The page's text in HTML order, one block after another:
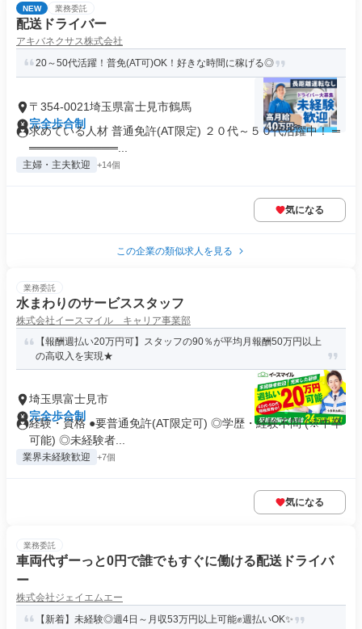
NEW 業務委託
配送ドライバー
アキバネクサス株式会社
20～50代活躍！普免(AT可)OK！好きな時間に稼げる◎
〒354-0021埼玉県富士見市鶴馬
完全歩合制
求めている人材 普通免許(AT限定) ２０代～５０代活躍中！ ═
═══════════...
主婦・主夫歓迎 +14個
気になる
この企業の類似求人を見る
業務委託
水まわりのサービススタッフ
株式会社イースマイル キャリア事業部
【報酬週払い20万円可】スタッフの90％が平均月報酬50万円以上
の高収入を実現★
埼玉県富士見市
完全歩合制
経験・資格 ●要普通免許(AT限定可) ◎学歴・経験不問 (※中卒
可能) ◎未経験者...
業界未経験歓迎 +7個
気になる
業務委託
車両代ずーっと0円で誰でもすぐに働ける配送ドライバ
ー
株式会社ジェイエムエー
【新着】未経験◎週4日～月収53万円以上可能✊週払いOK✨